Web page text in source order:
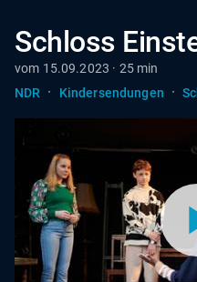
Schloss
vom 15.09.2023 · 25 min
NDR
· Kindersendungen ·